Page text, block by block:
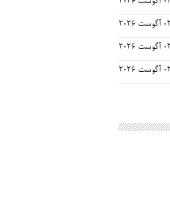
2026
2026
02 آگوست 2026